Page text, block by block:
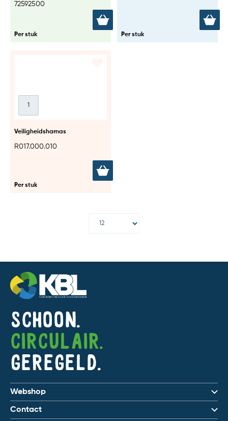
72592500
Per stuk Per stuk
Veiligheidsharnas
R017.000.010
Per stuk
Schoon.
Circulair.
Geregeld.
Webshop
Contact